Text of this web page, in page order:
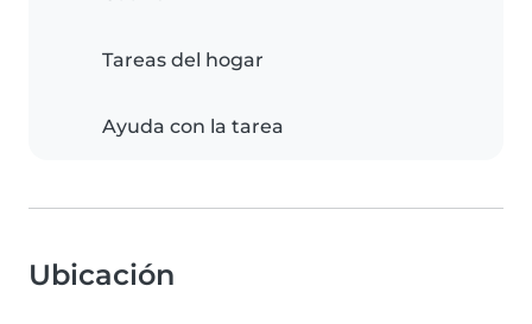
Tareas del hogar
Ayuda con la tarea
Ubicación